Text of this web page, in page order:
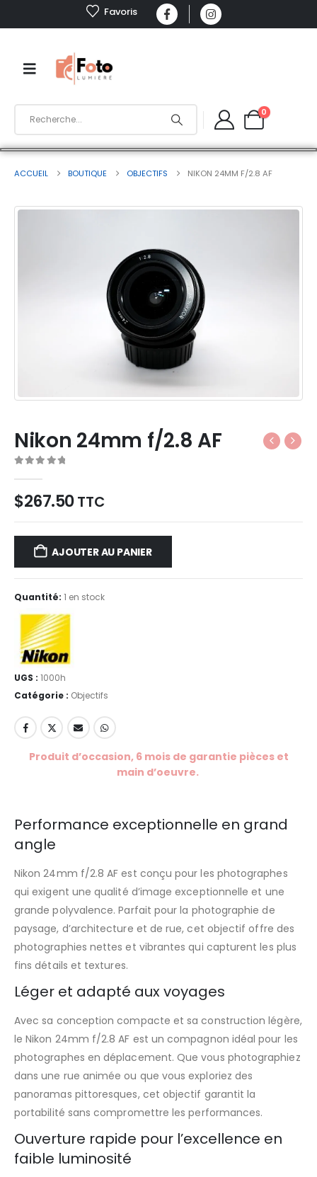
Favoris
0
ACCUEIL BOUTIQUE OBJECTIFS NIKON 24MM F/2.8 AF
Nikon 24mm f/2.8 AF
$267.50TTC
AJOUTER AU PANIER
Quantité: 1 en stock
UGS : 1000h
Catégorie : Objectifs
Produit d’occasion, 6 mois de garantie pièces et
main d’oeuvre.
Performance exceptionnelle en grand
angle
Nikon 24mm f/2.8 AF est conçu pour les photographes
qui exigent une qualité d’image exceptionnelle et une
grande polyvalence. Parfait pour la photographie de
paysage, d’architecture et de rue, cet objectif offre des
photographies nettes et vibrantes qui capturent les plus
fins détails et textures.
Léger et adapté aux voyages
Avec sa conception compacte et sa construction légère,
le Nikon 24mm f/2.8 AF est un compagnon idéal pour les
photographes en déplacement. Que vous photographiez
dans une rue animée ou que vous exploriez des
panoramas pittoresques, cet objectif garantit la
portabilité sans compromettre les performances.
Ouverture rapide pour l’excellence en
faible luminosité